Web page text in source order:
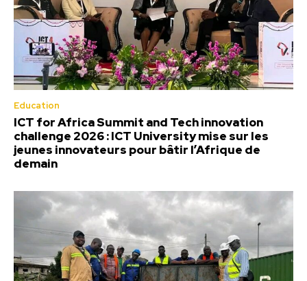
Education
ICT for Africa Summit and Tech innovation
challenge 2026 : ICT University mise sur les
jeunes innovateurs pour bâtir l’Afrique de
demain